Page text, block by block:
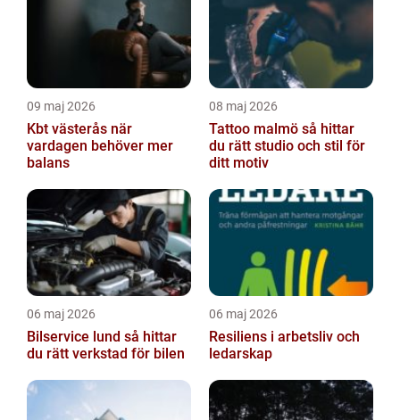
09 maj 2026
Kbt västerås när
vardagen behöver mer
balans
08 maj 2026
Tattoo malmö så hittar
du rätt studio och stil för
ditt motiv
06 maj 2026
Bilservice lund så hittar
du rätt verkstad för bilen
06 maj 2026
Resiliens i arbetsliv och
ledarskap